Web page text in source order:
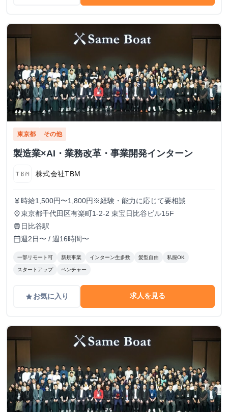
東京都 その他
製造業×AI・業務改革・事業開発インターン
株式会社TBM
currency_yen 時給1,500円〜1,800円※経験・能力に応じて要相談
place東京都千代田区有楽町1-2-2 東宝日比谷ビル15F
train 日比谷駅
calendar_today週2日〜 / 週16時間〜
一部リモート可 新規事業 インターン生多数 髪型自由 私服OK
スタートアップ ベンチャー
gradeお気に入り 求人を見る